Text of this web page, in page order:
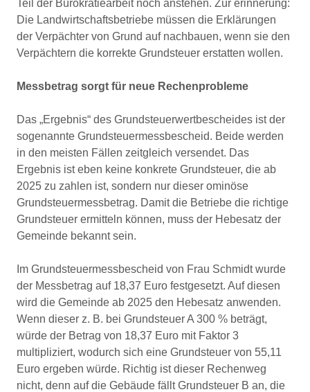
Teil der Bürokratiearbeit noch anstehen. Zur erinnerung:
Die Landwirtschaftsbetriebe müssen die Erklärungen
der Verpächter von Grund auf nachbauen, wenn sie den
Verpächtern die korrekte Grundsteuer erstatten wollen.
Messbetrag sorgt für neue Rechenprobleme
Das „Ergebnis“ des Grundsteuerwertbescheides ist der
sogenannte Grundsteuermessbescheid. Beide werden
in den meisten Fällen zeitgleich versendet. Das
Ergebnis ist eben keine konkrete Grundsteuer, die ab
2025 zu zahlen ist, sondern nur dieser ominöse
Grundsteuermessbetrag. Damit die Betriebe die richtige
Grundsteuer ermitteln können, muss der Hebesatz der
Gemeinde bekannt sein.
Im Grundsteuermessbescheid von Frau Schmidt wurde
der Messbetrag auf 18,37 Euro festgesetzt. Auf diesen
wird die Gemeinde ab 2025 den Hebesatz anwenden.
Wenn dieser z. B. bei Grundsteuer A 300 % beträgt,
würde der Betrag von 18,37 Euro mit Faktor 3
multipliziert, wodurch sich eine Grundsteuer von 55,11
Euro ergeben würde. Richtig ist dieser Rechenweg
nicht, denn auf die Gebäude fällt Grundsteuer B an, die